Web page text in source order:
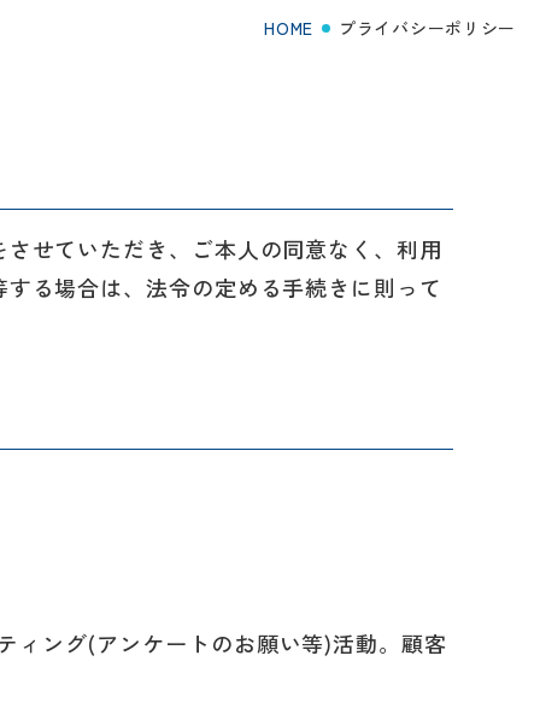
HOME プライバシーポリシー
せていただき、ご本人の同意なく、利用
る場合は、法令の定める手続きに則って
ィング(アンケートのお願い等)活動。顧客